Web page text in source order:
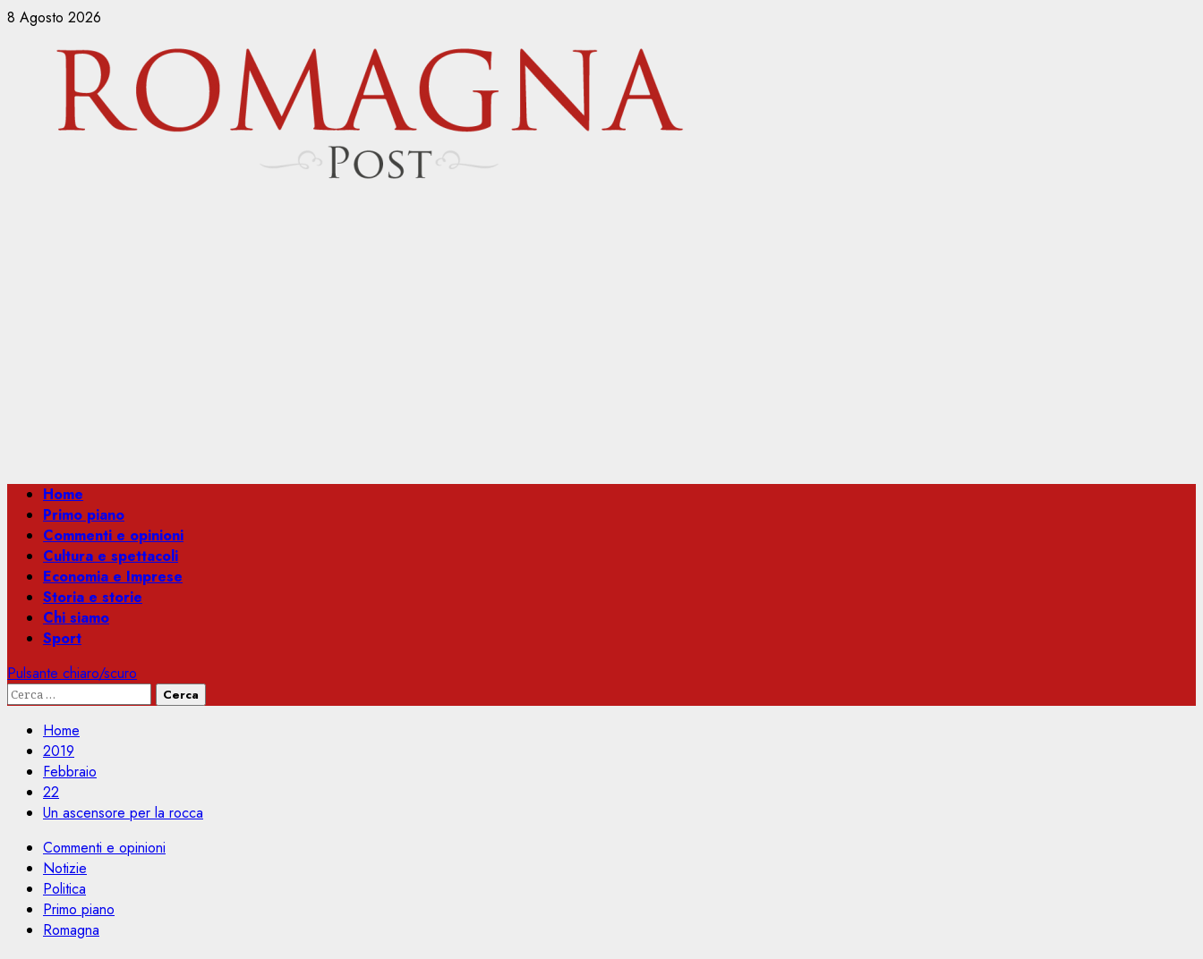
Vai
contenuto
8 Agosto 2026
Menu
principale
Home
Primo piano
Commenti e opinioni
Cultura e spettacoli
Economia e Imprese
Storia e storie
Chi siamo
Sport
Pulsante chiaro/scuro
Ricerca
Home
2019
Febbraio
22
Un ascensore per la rocca
Commenti e opinioni
Notizie
Politica
Primo piano
Romagna